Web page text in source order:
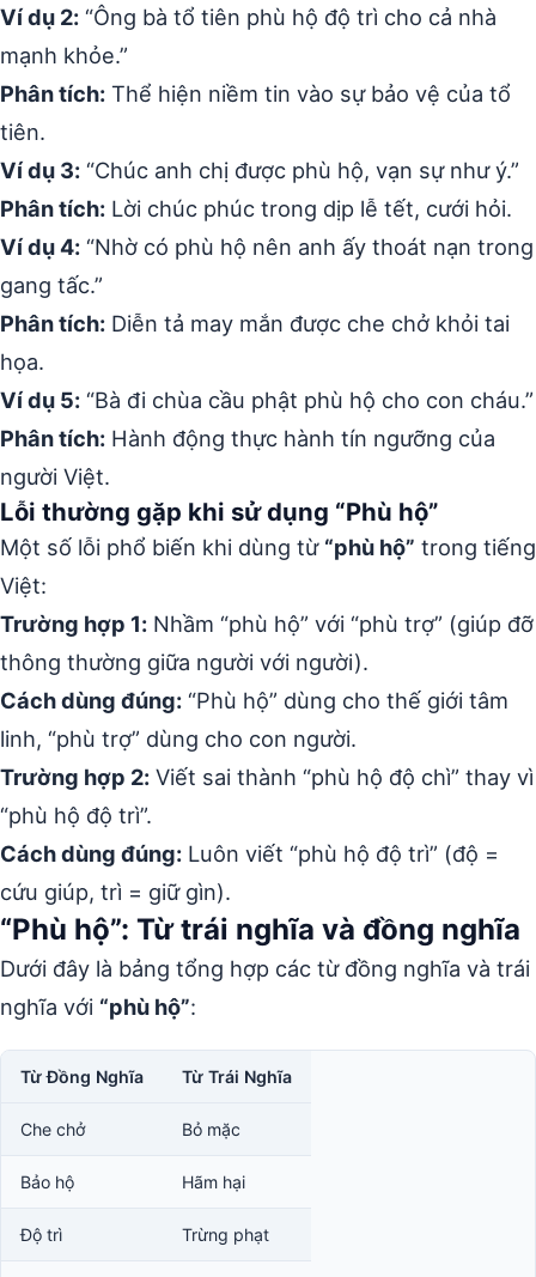
Ví dụ 2: “Ông bà tổ tiên phù hộ độ trì cho cả nhà
mạnh khỏe.”
Phân tích: Thể hiện niềm tin vào sự bảo vệ của tổ
tiên.
Ví dụ 3: “Chúc anh chị được phù hộ, vạn sự như ý.”
Phân tích: Lời chúc phúc trong dịp lễ tết, cưới hỏi.
Ví dụ 4: “Nhờ có phù hộ nên anh ấy thoát nạn trong
gang tấc.”
Phân tích: Diễn tả may mắn được che chở khỏi tai
họa.
Ví dụ 5: “Bà đi chùa cầu phật phù hộ cho con cháu.”
Phân tích: Hành động thực hành tín ngưỡng của
người Việt.
Lỗi thường gặp khi sử dụng “Phù hộ”
Một số lỗi phổ biến khi dùng từ “phù hộ” trong tiếng
Việt:
Trường hợp 1: Nhầm “phù hộ” với “phù trợ” (giúp đỡ
thông thường giữa người với người).
Cách dùng đúng: “Phù hộ” dùng cho thế giới tâm
linh, “phù trợ” dùng cho con người.
Trường hợp 2: Viết sai thành “phù hộ độ chì” thay vì
“phù hộ độ trì”.
Cách dùng đúng: Luôn viết “phù hộ độ trì” (độ =
cứu giúp, trì = giữ gìn).
“Phù hộ”: Từ trái nghĩa và đồng nghĩa
Dưới đây là bảng tổng hợp các từ đồng nghĩa và trái
nghĩa với “phù hộ”:
Từ Đồng Nghĩa Từ Trái Nghĩa
Che chở Bỏ mặc
Bảo hộ Hãm hại
Độ trì Trừng phạt